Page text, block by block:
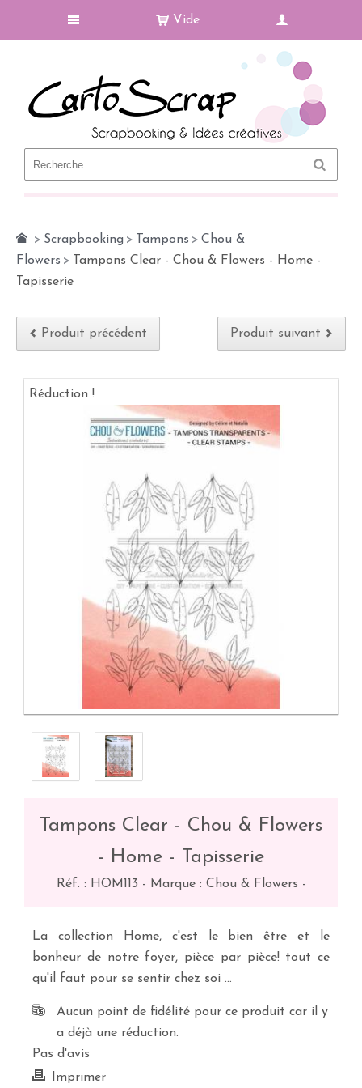
Vide
> Scrapbooking > Tampons > Chou &
Flowers >
Tampons Clear - Chou & Flowers - Home -
Tapisserie
Produit précédent Produit suivant
Réduction !
Tampons Clear - Chou & Flowers
- Home - Tapisserie
Réf. : HOM113 - Marque : Chou & Flowers -
La collection Home, c'est le bien être et le
bonheur de notre foyer, pièce par pièce! tout ce
qu'il faut pour se sentir chez soi …
Aucun point de fidélité pour ce produit car il y
a déjà une réduction.
Pas d'avis
Imprimer